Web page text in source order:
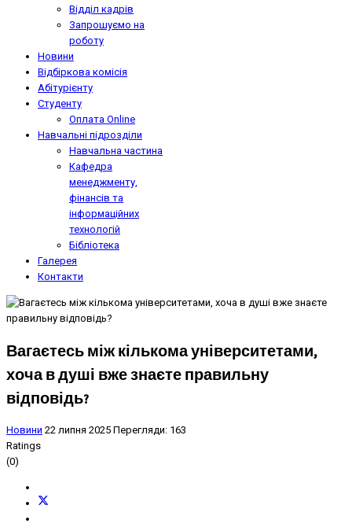
Відділ кадрів
Запрошуємо на
роботу
Новини
Відбіркова комісія
Абітурієнту
Студенту
Оплата Online
Навчальні підрозділи
Навчальна частина
Кафедра
менеджменту,
фінансів та
інформаційних
технологій
Бібліотека
Галерея
Контакти
Вагаєтесь між кількома університетами,
хоча в душі вже знаєте правильну
відповідь?
Новини 22 липня 2025 Перегляди: 163
Ratings
(0)